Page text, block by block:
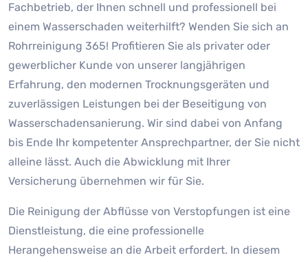
Fachbetrieb, der Ihnen schnell und professionell bei
einem Wasserschaden weiterhilft? Wenden Sie sich an
Rohrreinigung 365! Profitieren Sie als privater oder
gewerblicher Kunde von unserer langjährigen
Erfahrung, den modernen Trocknungsgeräten und
zuverlässigen Leistungen bei der Beseitigung von
Wasserschadensanierung. Wir sind dabei von Anfang
bis Ende Ihr kompetenter Ansprechpartner, der Sie nicht
alleine lässt. Auch die Abwicklung mit Ihrer
Versicherung übernehmen wir für Sie.
Die Reinigung der Abflüsse von Verstopfungen ist eine
Dienstleistung, die eine professionelle
Herangehensweise an die Arbeit erfordert. In diesem